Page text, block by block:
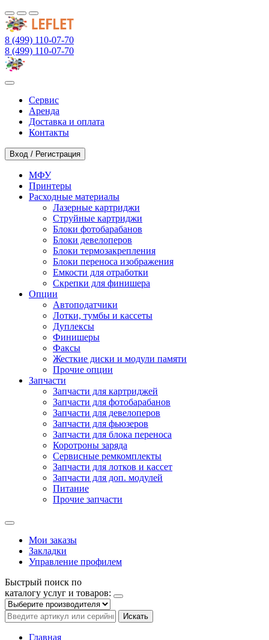
8 (499) 110-07-70
8 (499) 110-07-70
Сервис
Аренда
Доставка и оплата
Контакты
Вход / Регистрация
МФУ
Принтеры
Расходные материалы
Лазерные картриджи
Струйные картриджи
Блоки фотобарабанов
Блоки девелоперов
Блоки термозакрепления
Блоки переноса изображения
Емкости для отработки
Скрепки для финишера
Опции
Автоподатчики
Лотки, тумбы и кассеты
Дуплексы
Финишеры
Факсы
Жесткие диски и модули памяти
Прочие опции
Запчасти
Запчасти для картриджей
Запчасти для фотобарабанов
Запчасти для девелоперов
Запчасти для фьюзеров
Запчасти для блока переноса
Коротроны заряда
Сервисные ремкомплекты
Запчасти для лотков и кассет
Запчасти для доп. модулей
Питание
Прочие запчасти
Мои заказы
Закладки
Управление профилем
Быстрый поиск по
каталогу услуг и товаров:
Искать
Главная